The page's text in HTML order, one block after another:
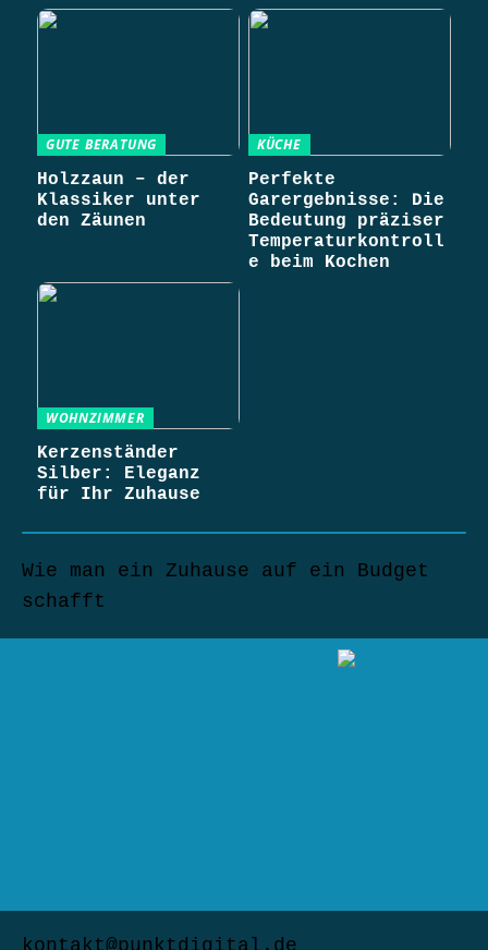
GUTE BERATUNG
Holzzaun – der
Klassiker unter
den Zäunen
KÜCHE
Perfekte
Garergebnisse: Die
Bedeutung präziser
Temperaturkontroll
e beim Kochen
WOHNZIMMER
Kerzenständer
Silber: Eleganz
für Ihr Zuhause
Wie man ein Zuhause auf ein Budget
schafft